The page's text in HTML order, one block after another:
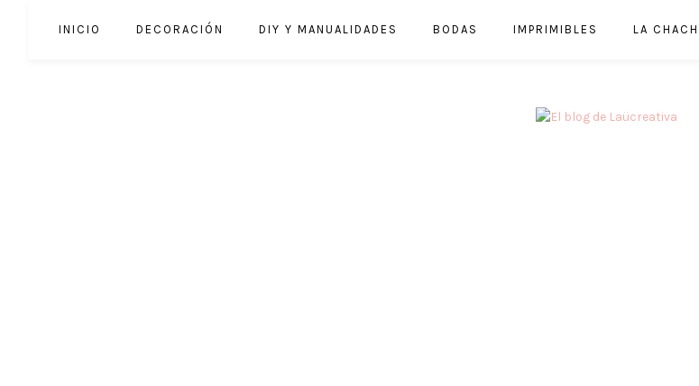
INICIO DECORACIÓN DIY Y MANUALIDADES BODAS IMPRIMIBLES LA